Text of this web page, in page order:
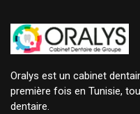
Oralys est un cabinet
première fois en Tunisie,
dentaire.